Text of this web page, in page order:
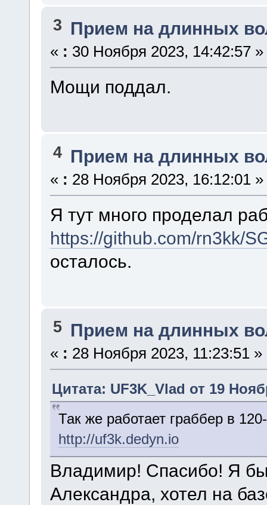
3 Прием на длинных
« : 30 Ноября 2023, 14:42:57 »
Мощи поддал.
4 Прием на длинных
« : 28 Ноября 2023, 16:12:01 »
Я тут много проделал
https://github.com/rn3kk/
осталось.
5 Прием на длинных
« : 28 Ноября 2023, 11:23:51 »
Цитата: UF3K_Vlad от 19
Так же работает граббер в
http://uf3k.dedyn.io
Владимир! Спасибо! Я
Александра, хотел на